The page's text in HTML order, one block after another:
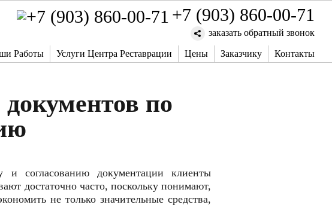
+7 (903) 860-00-71
заказать обратный звонок
Работы Услуги Центра Реставрации Цены Заказчику Контакты
по
и согласованию документации клиенты
достаточно часто, поскольку понимают,
не только значительные средства,